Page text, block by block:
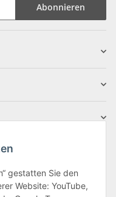
Abonnieren
gestatten Sie den
Website: YouTube,